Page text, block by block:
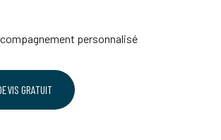
personnalisé
GRATUIT